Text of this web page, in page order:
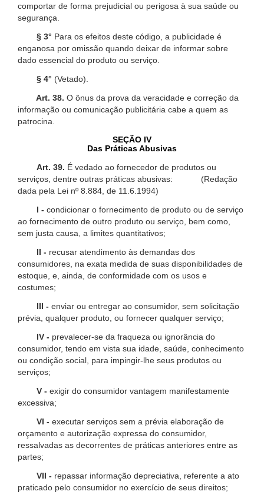
comportar de forma prejudicial ou perigosa à sua saúde ou
segurança.
§ 3° Para os efeitos deste código, a publicidade é
enganosa por omissão quando deixar de informar sobre
dado essencial do produto ou serviço.
§ 4° (Vetado).
Art. 38. O ônus da prova da veracidade e correção da
informação ou comunicação publicitária cabe a quem as
patrocina.
SEÇÃO IV
Das Práticas Abusivas
Art. 39. É vedado ao fornecedor de produtos ou
serviços, dentre outras práticas abusivas: (Redação
dada pela Lei nº 8.884, de 11.6.1994)
I - condicionar o fornecimento de produto ou de serviço
ao fornecimento de outro produto ou serviço, bem como,
sem justa causa, a limites quantitativos;
II - recusar atendimento às demandas dos
consumidores, na exata medida de suas disponibilidades de
estoque, e, ainda, de conformidade com os usos e
costumes;
III - enviar ou entregar ao consumidor, sem solicitação
prévia, qualquer produto, ou fornecer qualquer serviço;
IV - prevalecer-se da fraqueza ou ignorância do
consumidor, tendo em vista sua idade, saúde, conhecimento
ou condição social, para impingir-lhe seus produtos ou
serviços;
V - exigir do consumidor vantagem manifestamente
excessiva;
VI - executar serviços sem a prévia elaboração de
orçamento e autorização expressa do consumidor,
ressalvadas as decorrentes de práticas anteriores entre as
partes;
VII - repassar informação depreciativa, referente a ato
praticado pelo consumidor no exercício de seus direitos;